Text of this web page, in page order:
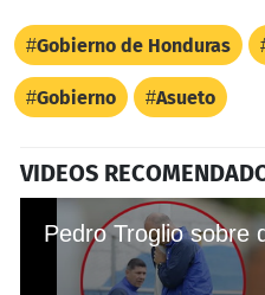
Gobierno de Honduras
Gobierno Asueto
VIDEOS